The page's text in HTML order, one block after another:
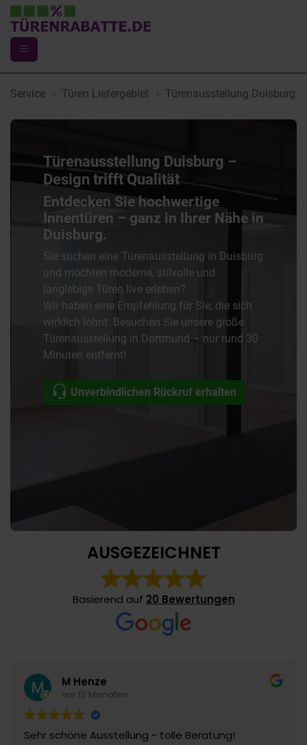
Service Türen Liefergebiet Türenausstellung Duisburg
Türenausstellung Duisburg –
Design trifft Qualität
Entdecken Sie hochwertige
Innentüren – ganz in Ihrer Nähe in
Duisburg.
Sie suchen eine Türenausstellung in Duisburg
und möchten moderne, stilvolle und
langlebige Türen live erleben?
Wir haben eine Empfehlung für Sie, die sich
wirklich lohnt: Besuchen Sie unsere große
Türenausstellung in Dortmund – nur rund 30
Minuten entfernt!
Unverbindlichen Rückruf erhalten